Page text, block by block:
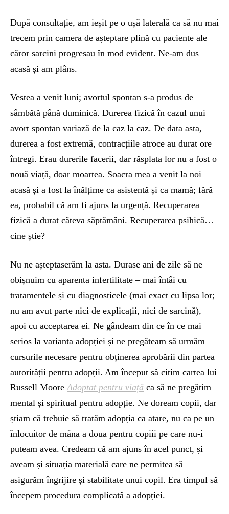
După consultație, am ieșit pe o ușă laterală ca să nu mai
trecem prin camera de așteptare plină cu paciente ale
căror sarcini progresau în mod evident. Ne-am dus
acasă și am plâns.
Vestea a venit luni; avortul spontan s-a produs de
sâmbătă până duminică. Durerea fizică în cazul unui
avort spontan variază de la caz la caz. De data asta,
durerea a fost extremă, contracțiile atroce au durat ore
întregi. Erau durerile facerii, dar răsplata lor nu a fost o
nouă viață, doar moartea. Soacra mea a venit la noi
acasă și a fost la înălțime ca asistentă și ca mamă; fără
ea, probabil că am fi ajuns la urgență. Recuperarea
fizică a durat câteva săptămâni. Recuperarea psihică…
cine știe?
Nu ne așteptaserăm la asta. Durase ani de zile să ne
obișnuim cu aparenta infertilitate – mai întâi cu
tratamentele și cu diagnosticele (mai exact cu lipsa lor;
nu am avut parte nici de explicații, nici de sarcină),
apoi cu acceptarea ei. Ne gândeam din ce în ce mai
serios la varianta adopției și ne pregăteam să urmăm
cursurile necesare pentru obținerea aprobării din partea
autorității pentru adopții. Am început să citim cartea lui
Russell MooreAdoptat pentru viață ca să ne pregătim
mental și spiritual pentru adopție. Ne doream copii, dar
știam că trebuie să tratăm adopția ca atare, nu ca pe un
înlocuitor de mâna a doua pentru copiii pe care nu-i
puteam avea. Credeam că am ajuns în acel punct, și
aveam și situația materială care ne permitea să
asigurăm îngrijire și stabilitate unui copil. Era timpul să
începem procedura complicată a adopției.